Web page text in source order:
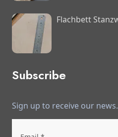
Flachbett
Subscribe
Sign up to receive our news.